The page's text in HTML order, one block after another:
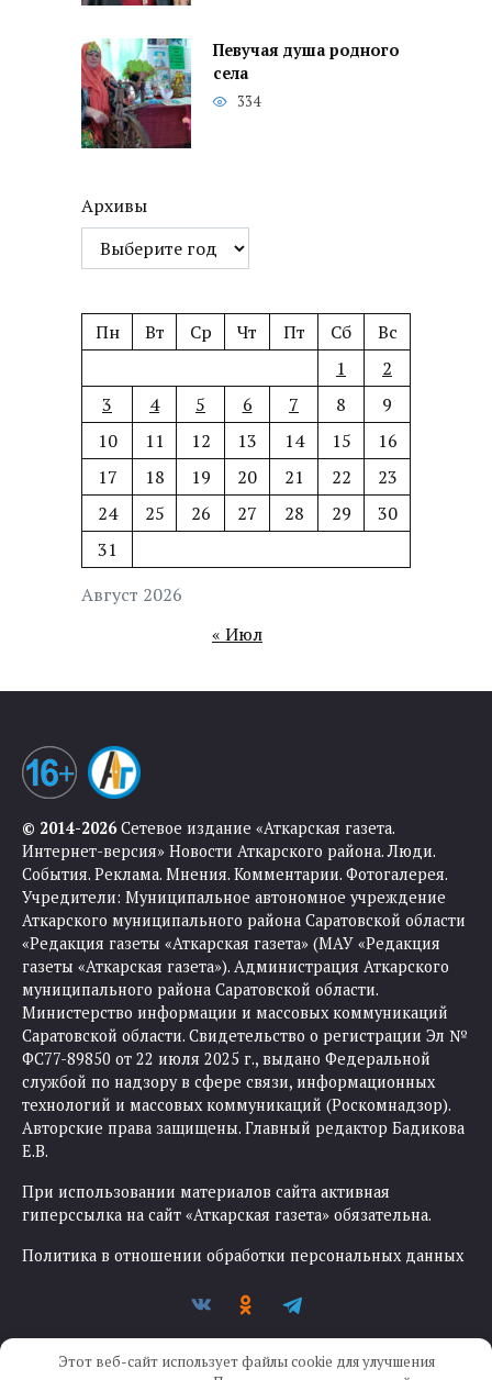
Певучая душа родного
села
334
Архивы
Август 2026
Пн Вт Ср Чт Пт Сб
Вс
1
2
3
4 5 6 7 8
9
10
11 12 13 14 15
16
17
18 19 20 21 22
23
24
25 26 27 28 29
30
31
« Июл
© 2014-2026Сетевое издание «Аткарская газета.
Интернет-версия» Новости Аткарского района. Люди.
События. Реклама. Мнения. Комментарии. Фотогалерея.
Учредители: Муниципальное автономное учреждение
Аткарского муниципального района Саратовской области
«Редакция газеты «Аткарская газета» (МАУ «Редакция
газеты «Аткарская газета»). Администрация Аткарского
муниципального района Саратовской области.
Министерство информации и массовых коммуникаций
Саратовской области. Свидетельство о регистрации Эл №
ФС77-89850 от 22 июля 2025 г., выдано Федеральной
службой по надзору в сфере связи, информационных
технологий и массовых коммуникаций (Роскомнадзор).
Авторские права защищены. Главный редактор Бадикова
Е.В.
При использовании материалов сайта активная
гиперссылка на сайт «Аткарская газета» обязательна.
Политика в отношении обработки персональных данных
Этот веб-сайт использует файлы cookie для улучшения